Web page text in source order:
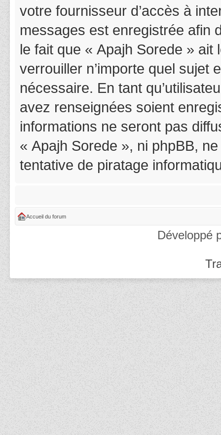
votre fournisseur d’accès à
messages est enregistrée afin
le fait que « Apajh Sorede »
verrouiller n’importe quel sujet
nécessaire. En tant
avez renseignées soient
informations ne seront pas
« Apajh Sorede », ni phpBB,
tentative de piratage
Accueil du forum
Développé